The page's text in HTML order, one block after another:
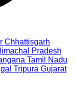
Chhattisgarh
Pradesh
Tamil Nadu
Tripura Gujarat